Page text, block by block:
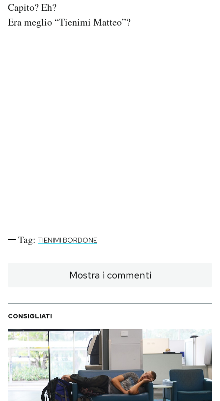
Esci
Capito? Eh?
Era meglio “Tienimi Matteo”?
Tag: TIENIMI BORDONE
Mostra i commenti
CONSIGLIATI